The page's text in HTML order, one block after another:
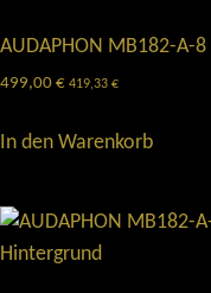
AUDAPHON MB182-A-8
499,00€ 419,33 €
In den Warenkorb